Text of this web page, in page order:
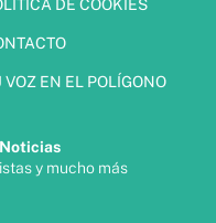
DE COOKIES
VOZ EN EL POLÍGONO
y mucho más